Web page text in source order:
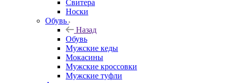
Свитера
Носки
Обувь
Назад
Обувь
Мужские кеды
Мокасины
Мужские кроссовки
Мужские туфли